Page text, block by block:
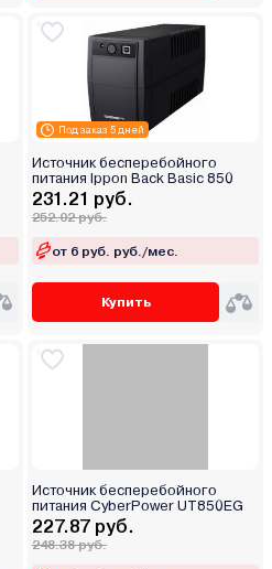
Под заказ 5 дней
Источник бесперебойного
питания Ippon Back Basic 850
231.21 руб.
252.02 руб.
от 6 руб. руб./мес.
Купить
Источник бесперебойного
питания CyberPower UT850EG
227.87 руб.
248.38 руб.